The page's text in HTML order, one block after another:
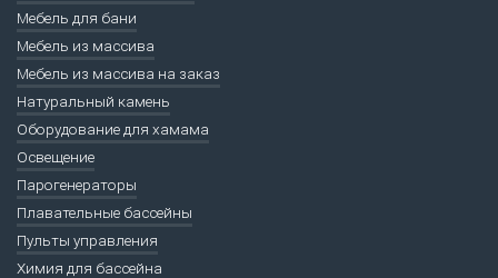
Мебель для бани
Мебель из массива
Мебель из массива на заказ
Натуральный камень
Оборудование для хамама
Освещение
Парогенераторы
Плавательные бассейны
Пульты управления
Химия для бассейна